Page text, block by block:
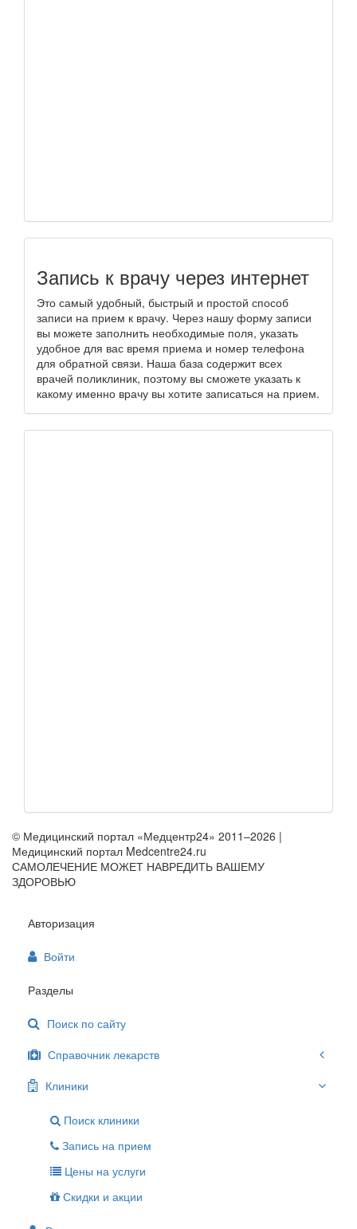
Запись к врачу через интернет
Это самый удобный, быстрый и простой способ
записи на прием к врачу. Через нашу форму записи
вы можете заполнить необходимые поля, указать
удобное для вас время приема и номер телефона
для обратной связи. Наша база содержит всех
врачей поликлиник, поэтому вы сможете указать к
какому именно врачу вы хотите записаться на прием.
© Медицинский портал «Медцентр24» 2011–2026 |
Медицинский портал Medcentre24.ru
САМОЛЕЧЕНИЕ МОЖЕТ НАВРЕДИТЬ ВАШЕМУ
ЗДОРОВЬЮ
Авторизация
Войти
Разделы
Поиск по сайту
Справочник лекарств
Клиники
Поиск клиники
Запись на прием
Цены на услуги
Скидки и акции